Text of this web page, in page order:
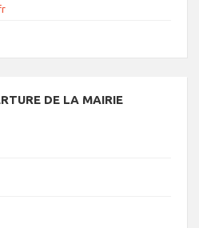
DE LA MAIRIE